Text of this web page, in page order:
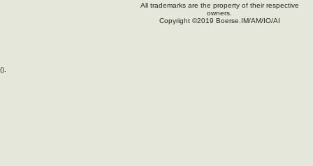
All trademarks are the property of their respective
owners.
Copyright ©2019 Boerse.IM/AM/IO/AI
().